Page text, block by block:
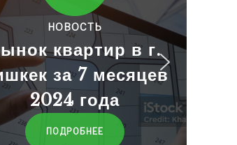
Баалар
ПЕРЕЙТИ